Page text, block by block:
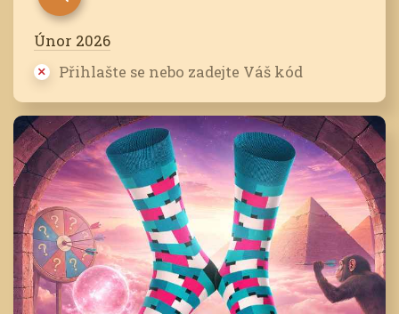
Únor 2026
Přihlašte se nebo zadejte Váš kód